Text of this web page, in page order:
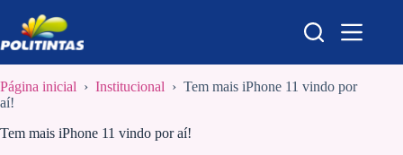
para
o
conteúdo
Página inicial › Institucional › Tem mais iPhone 11 vindo por
aí!
Tem mais iPhone 11 vindo por aí!